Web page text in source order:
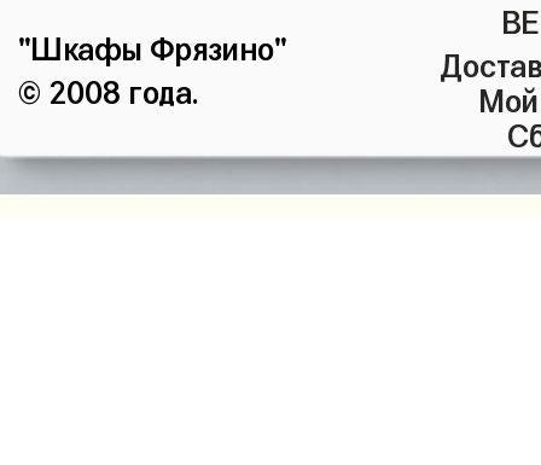
"Шкафы Фрязино"
© 2008 года.